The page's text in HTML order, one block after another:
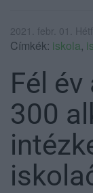
2021. febr. 01.
Címkék: iskola,
Fél
300